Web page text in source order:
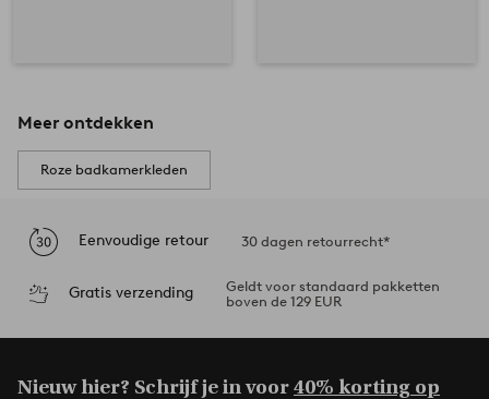
Meer ontdekken
Roze badkamerkleden
Eenvoudige retour 30 dagen retourrecht*
Gratis verzending
Geldt voor standaard pakketten
boven de 129 EUR
Nieuw hier? Schrijf je in voor40% korting op